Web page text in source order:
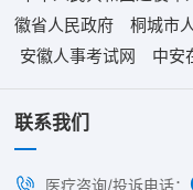
徽省人民政府
桐城市
安徽人事考试网
中安
联系我们
医疗咨询/投诉电话：